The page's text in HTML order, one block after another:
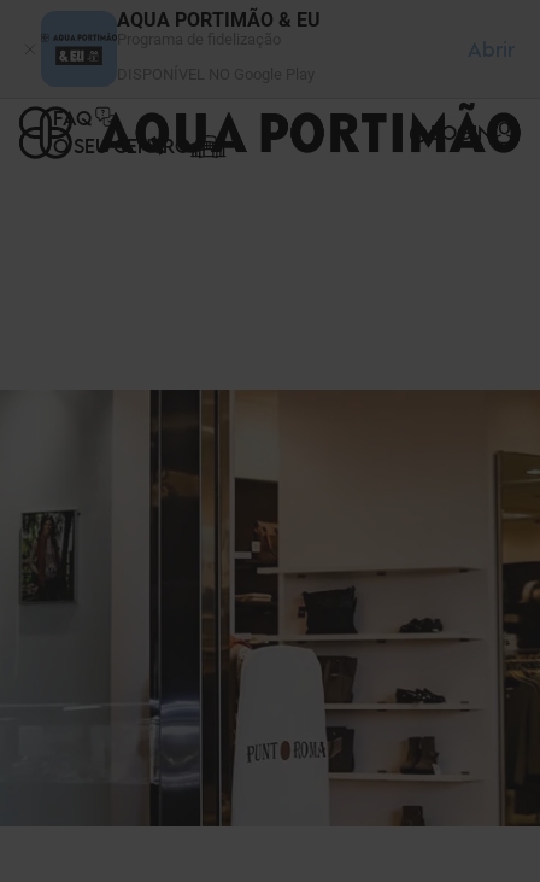
AQUA PORTIMÃO & EU
Abrir
FAQ
O SEU CENTRO
LOGIN
Painel de Gerenciamento de Cookies